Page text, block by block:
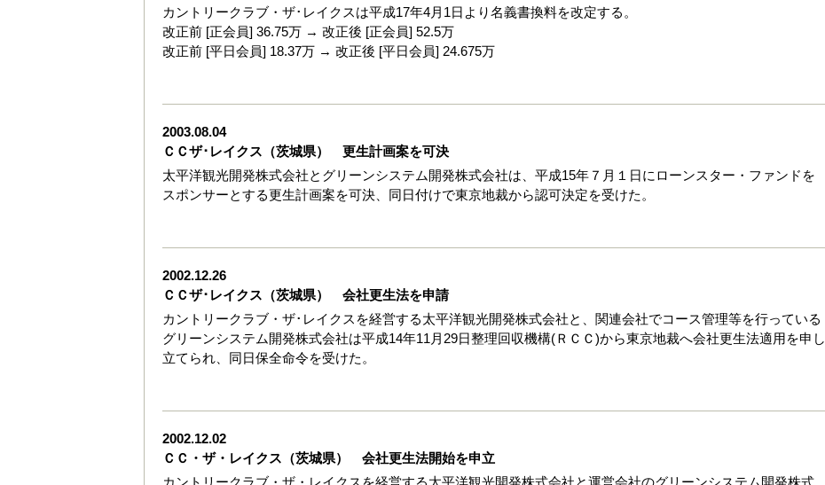
カントリークラブ・ザ･レイクスは平成17年4月1日より名義書換料を改定する。
改正前 [正会員] 36.75万 → 改正後 [正会員] 52.5万
改正前 [平日会員] 18.37万 → 改正後 [平日会員] 24.675万
2003.08.04
ＣＣザ･レイクス（茨城県） 更生計画案を可決
太平洋観光開発株式会社とグリーンシステム開発株式会社は、平成15年７月１日にローンスター・ファンドを
スポンサーとする更生計画案を可決、同日付けで東京地裁から認可決定を受けた。
2002.12.26
ＣＣザ･レイクス（茨城県） 会社更生法を申請
カントリークラブ・ザ･レイクスを経営する太平洋観光開発株式会社と、関連会社でコース管理等を行っている
グリーンシステム開発株式会社は平成14年11月29日整理回収機構(ＲＣＣ)から東京地裁へ会社更生法適用を申し
立てられ、同日保全命令を受けた。
2002.12.02
ＣＣ・ザ・レイクス（茨城県） 会社更生法開始を申立
カントリークラブ・ザ・レイクスを経営する太平洋観光開発株式会社と運営会社のグリーンシステム開発株式